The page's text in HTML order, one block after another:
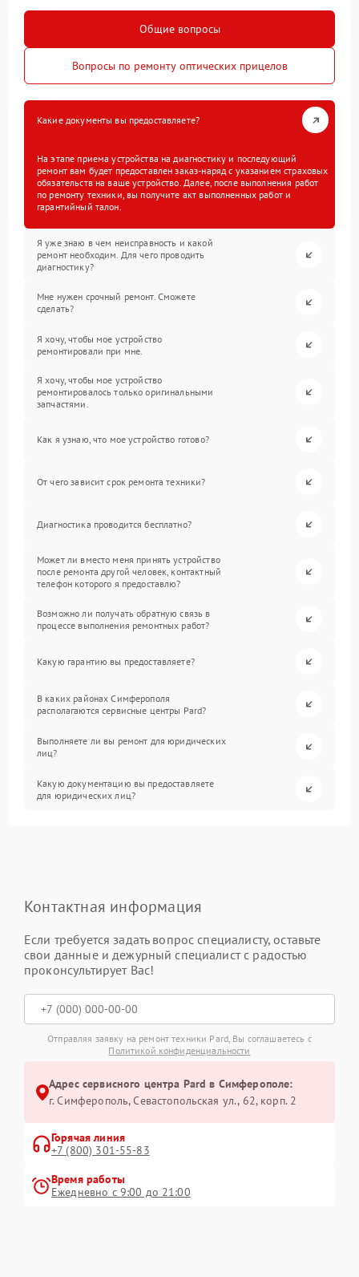
Общие вопросы
Вопросы по ремонту оптических прицелов
Какие документы вы предоставляете?
На этапе приема устройства на диагностику и последующий
ремонт вам будет предоставлен заказ-наряд с указанием страховых
обязательств на ваше устройство. Далее, после выполнения работ
по ремонту техники, вы получите акт выполненных работ и
гарантийный талон.
Я уже знаю в чем неисправность и какой
ремонт необходим. Для чего проводить
диагностику?
Мне нужен срочный ремонт. Сможете
сделать?
Я хочу, чтобы мое устройство
ремонтировали при мне.
Я хочу, чтобы мое устройство
ремонтировалось только оригинальными
запчастями.
Как я узнаю, что мое устройство готово?
От чего зависит срок ремонта техники?
Диагностика проводится бесплатно?
Может ли вместо меня принять устройство
после ремонта другой человек, контактный
телефон которого я предоставлю?
Возможно ли получать обратную связь в
процессе выполнения ремонтных работ?
Какую гарантию вы предоставляете?
В каких районах Симферополя
располагаются сервисные центры Pard?
Выполняете ли вы ремонт для юридических
лиц?
Какую документацию вы предоставляете
для юридических лиц?
Контактная информация
Если требуется задать вопрос специалисту, оставьте
свои данные и дежурный специалист с радостью
проконсультирует Вас!
Отправляя заявку на ремонт техники Pard, Вы соглашаетесь с
Политикой конфиденциальности
Адрес сервисного центра Pard в Симферополе:
г. Симферополь, Севастопольская ул., 62, корп. 2
Горячая линия
+7 (800) 301-55-83
Время работы
Ежедневно с 9:00 до 21:00